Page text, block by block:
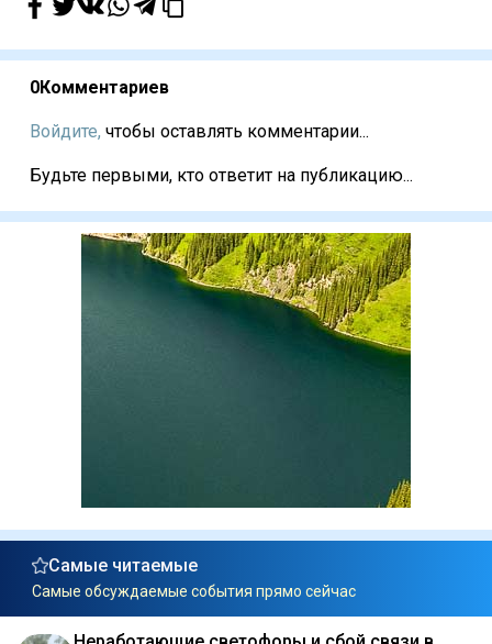
0Комментариев
Войдите, чтобы оставлять комментарии...
Будьте первыми, кто ответит на публикацию...
Самые читаемые
Самые обсуждаемые события прямо сейчас